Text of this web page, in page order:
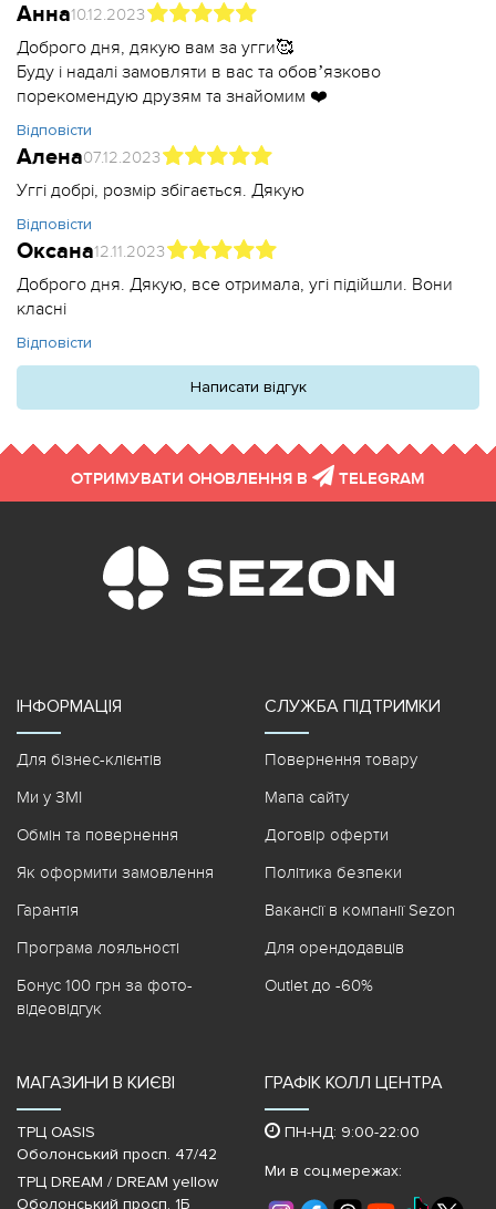
Анна10.12.2023
Доброго дня, дякую вам за угги🥰
Буду і надалі замовляти в вас та обовʼязково
порекомендую друзям та знайомим ❤️
Відповісти
Алена07.12.2023
Уггі добрі, розмір збігається. Дякую
Відповісти
Оксана12.11.2023
Доброго дня. Дякую, все отримала, угі підійшли. Вони
класні
Відповісти
Написати відгук
ОТРИМУВАТИ ОНОВЛЕННЯ В TELEGRAM
ІНФОРМАЦІЯ
Для бізнес-клієнтів
Ми у ЗМІ
Обмін та повернення
Як оформити замовлення
Гарантія
Програма лояльності
Бонус 100 грн за фото-
відеовідгук
СЛУЖБА ПІДТРИМКИ
Повернення товару
Мапа сайту
Договір оферти
Політика безпеки
Вакансії в компанії Sezon
Для орендодавців
Outlet до -60%
МАГАЗИНИ В КИЄВІ
ТРЦ OASIS
Оболонський просп. 47/42
ТРЦ DREAM / DREAM yellow
Оболонський просп, 1Б
ГРАФІК КОЛЛ ЦЕНТРА
ПН-НД: 9:00-22:00
Ми в соц.мережах: